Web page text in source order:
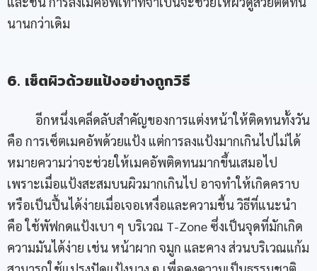
นานกว่าเดิม
6. เซ็ตผิวด้วยแป้งอย่างถูกวิธี
อีกหนึ่งเคล็ดลับสำคัญของการแต่งหน้าให้ติดทนทั้งวัน
คือ การเซ็ตเมคอัพด้วยแป้ง แต่การลงแป้งมากเกินไปไม่ได้
หมายความว่าจะช่วยให้เมคอัพติดทนมากขึ้นเสมอไป
เพราะเมื่อแป้งสะสมบนผิวมากเกินไป อาจทำให้เกิดคราบ
หรือเป็นปื้นได้ง่ายเมื่อเจอเหงื่อและความชื้น วิธีที่แนะนำ
คือ ใช้พัฟกดแป้งเบา ๆ บริเวณ T-Zone ซึ่งเป็นจุดที่มักเกิด
ความมันได้ง่าย เช่น หน้าผาก จมูก และคาง ส่วนบริเวณแก้ม